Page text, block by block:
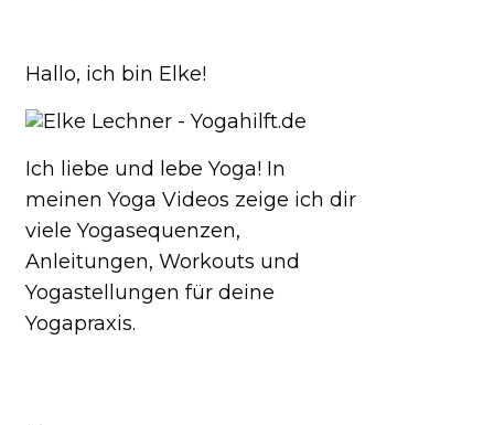
Hallo, ich bin Elke!
Ich liebe und lebe Yoga! In
meinen Yoga Videos zeige ich dir
viele Yogasequenzen,
Anleitungen, Workouts und
Yogastellungen für deine
Yogapraxis.